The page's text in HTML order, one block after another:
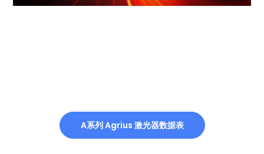
A系列 Agrius 激光器数据表